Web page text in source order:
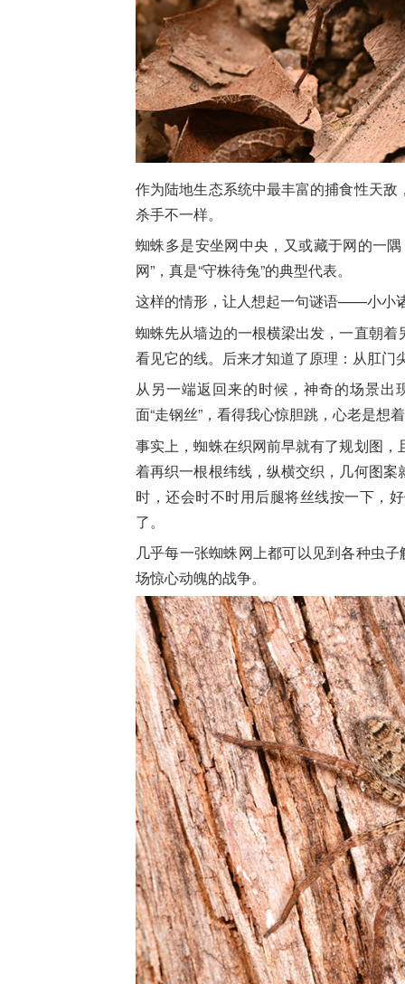
作为陆地生态系统中最丰富的捕食性天
杀手不一样。
蜘蛛多是安坐网中央，又或藏于网的一
网”，真是“守株待兔”的典型代表。
这样的情形，让人想起一句谜语——小小
蜘蛛先从墙边的一根横梁出发，一直朝
看见它的线。后来才知道了原理：从肛
从另一端返回来的时候，神奇的场景
面“走钢丝”，看得我心惊胆跳，心老是想
事实上，蜘蛛在织网前早就有了规划图
着再织一根根纬线，纵横交织，几何图
时，还会时不时用后腿将丝线按一下，
了。
几乎每一张蜘蛛网上都可以见到各种虫
场惊心动魄的战争。